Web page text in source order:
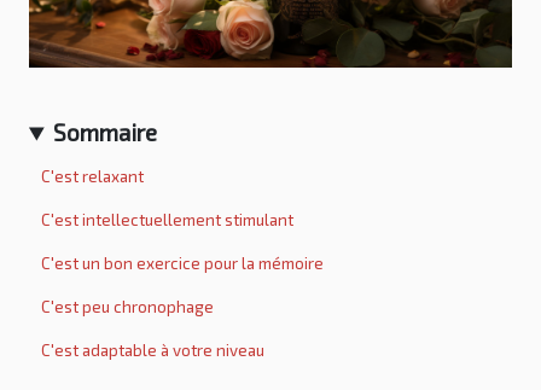
Sommaire
C'est relaxant
C'est intellectuellement stimulant
C'est un bon exercice pour la mémoire
C'est peu chronophage
C'est adaptable à votre niveau